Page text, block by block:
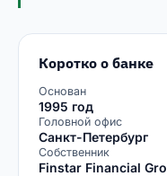
Коротко о банке
Основан
1995 год
Головной офис
Санкт-Петербург
Собственник
Finstar Financial